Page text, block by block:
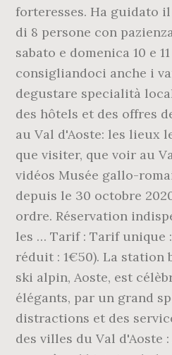
forteresses. Ha guidato
di 8 persone con
sabato e domenica 10 e
consigliandoci anche i
degustare specialità
des hôtels et des offres
au Val d'Aoste: les lieux
que visiter, que voir au
vidéos Musée gallo-
depuis le 30 octobre
ordre. Réservation
les … Tarif : Tarif unique
réduit : 1€50). La station
ski alpin, Aoste, est
élégants, par un grand
distractions et des
des villes du Val d'Aoste